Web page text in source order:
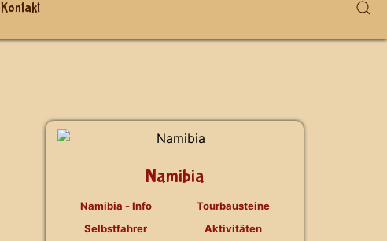
Kontakt
Namibia
Namibia - Info
Selbstfahrer
Tourbausteine
Aktivitäten